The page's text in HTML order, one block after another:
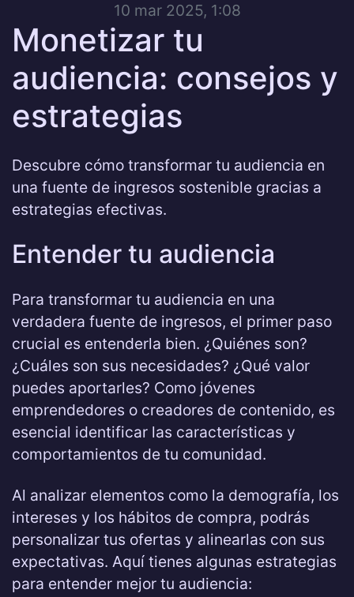
10 mar 2025, 1:08
Monetizar tu
audiencia: consejos y
estrategias
Descubre cómo transformar tu audiencia en
una fuente de ingresos sostenible gracias a
estrategias efectivas.
Entender tu audiencia
Para transformar tu audiencia en una
verdadera fuente de ingresos, el primer paso
crucial es entenderla bien. ¿Quiénes son?
¿Cuáles son sus necesidades? ¿Qué valor
puedes aportarles? Como jóvenes
emprendedores o creadores de contenido, es
esencial identificar las características y
comportamientos de tu comunidad.
Al analizar elementos como la demografía, los
intereses y los hábitos de compra, podrás
personalizar tus ofertas y alinearlas con sus
expectativas. Aquí tienes algunas estrategias
para entender mejor tu audiencia: